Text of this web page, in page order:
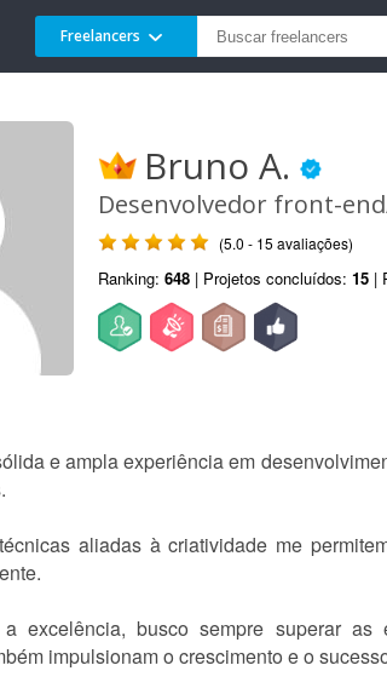
Freelancers
Bruno A.
Desenvolvedor front-
(5.0 - 15 avaliações)
Ranking: 648 | Projetos concluídos: 15 |
e ampla experiência em
aliadas à criatividade me
excelência, busco sempre superar
impulsionam o crescimento e o